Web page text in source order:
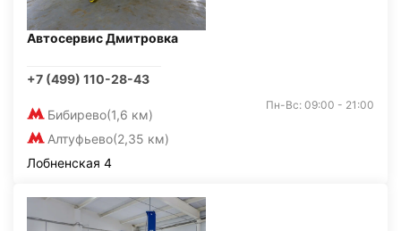
Автосервис Дмитровка
+7 (499) 110-28-43
Бибирево(1,6 км)
Алтуфьево(2,35 км)
Пн-Вс: 09:00 - 21:00
Лобненская 4